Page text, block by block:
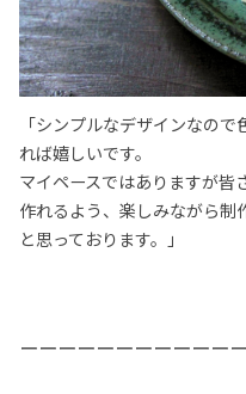
「シンプルなデザインなの
れば嬉しいです。
マイペースではありますが皆
作れるよう、楽しみながら制
と思っております。」
ーーーーーーーーーーー